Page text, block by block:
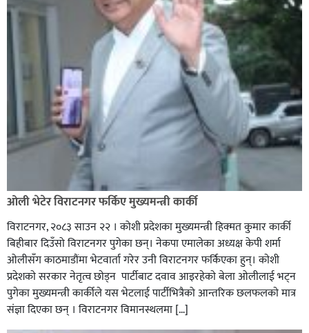
ओली भेटेर विराटनगर फर्किए मुख्यमन्त्री कार्की
विराटनगर, २०८३ साउन २२ । कोशी प्रदेशका मुख्यमन्त्री हिक्मत कुमार कार्की
बिहीबार दिउँसो विराटनगर पुगेका छन्। नेकपा एमालेका अध्यक्ष केपी शर्मा
ओलीसँग काठमाडौंमा भेटवार्ता गरेर उनी विराटनगर फर्किएका हुन्। काेशी
प्रदेशकाे सरकार नेतृत्व छाेड्न पार्टीबाट दवाव आइरहेकाे बेला ओलीलाई भट्न
पुगेका मुख्यमन्त्री कार्कीले यस भेटलाई पार्टीभित्रैको आन्तरिक छलफलकाे मात्र
संज्ञा दिएका छन् । विराटनगर विमानस्थलमा […]